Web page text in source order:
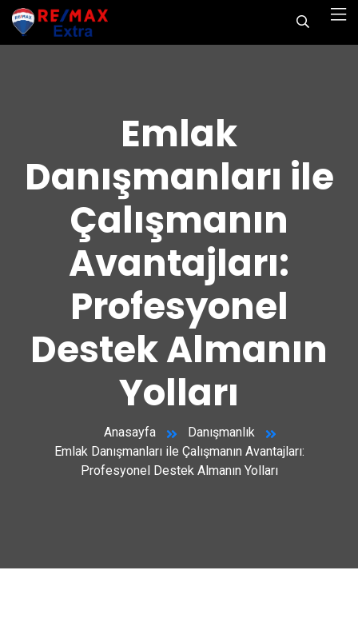
Emlak
Danışmanları ile
Çalışmanın
Avantajları:
Profesyonel
Destek Almanın
Yolları
Anasayfa
Danışmanlık
Emlak Danışmanları ile Çalışmanın Avantajları:
Profesyonel Destek Almanın Yolları